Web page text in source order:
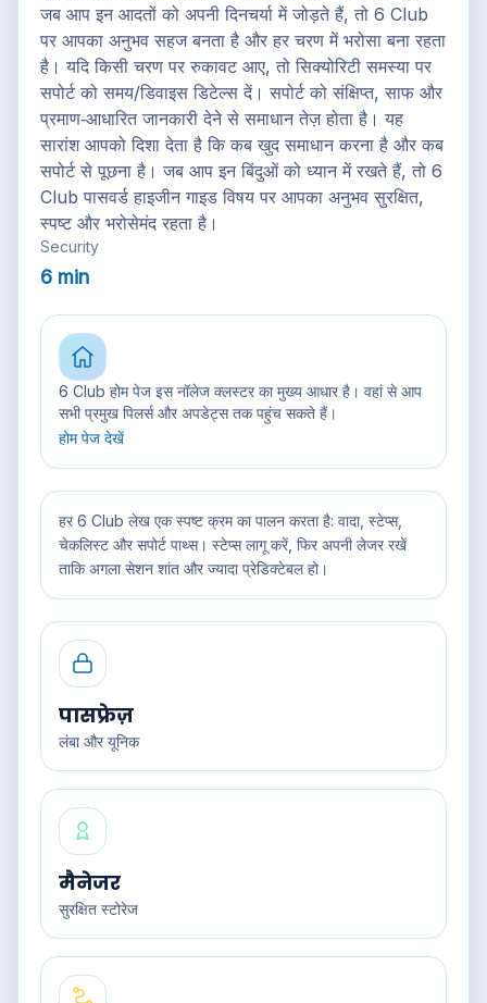
जब आप इन आदतों को अपनी दिनचर्या में जोड़ते हैं, तो 6 Club
पर आपका अनुभव सहज बनता है और हर चरण में भरोसा बना रहता
है। यदि किसी चरण पर रुकावट आए, तो सिक्योरिटी समस्या पर
सपोर्ट को समय/डिवाइस डिटेल्स दें। सपोर्ट को संक्षिप्त, साफ और
प्रमाण‑आधारित जानकारी देने से समाधान तेज़ होता है। यह
सारांश आपको दिशा देता है कि कब खुद समाधान करना है और कब
सपोर्ट से पूछना है। जब आप इन बिंदुओं को ध्यान में रखते हैं, तो 6
Club पासवर्ड हाइजीन गाइड विषय पर आपका अनुभव सुरक्षित,
स्पष्ट और भरोसेमंद रहता है।
Security
6 min
6 Club होम पेज इस नॉलेज क्लस्टर का मुख्य आधार है। वहां से आप
सभी प्रमुख पिलर्स और अपडेट्स तक पहुंच सकते हैं।
होम पेज देखें
हर 6 Club लेख एक स्पष्ट क्रम का पालन करता है: वादा, स्टेप्स,
चेकलिस्ट और सपोर्ट पाथ्स। स्टेप्स लागू करें, फिर अपनी लेजर रखें
ताकि अगला सेशन शांत और ज्यादा प्रेडिक्टेबल हो।
पासफ्रेज़
लंबा और यूनिक
मैनेजर
सुरक्षित स्टोरेज